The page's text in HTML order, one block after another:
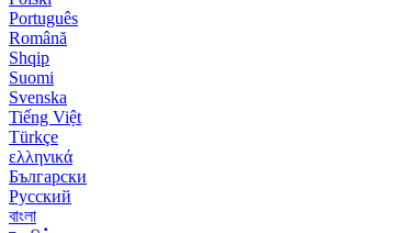
Português
Română
Shqip
Suomi
Svenska
Tiếng Việt
Türkçe
ελληνικά
Български
Русский
বাংলা